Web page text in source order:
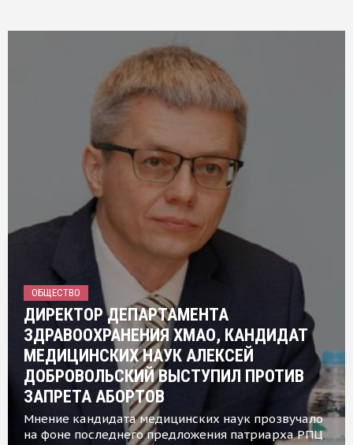
ОБЩЕСТВО
ДИРЕКТОР ДЕПАРТАМЕНТА
ЗДРАВООХРАНЕНИЯ ХМАО, КАНДИДАТ
МЕДИЦИНСКИХ НАУК АЛЕКСЕЙ
ДОБРОВОЛЬСКИЙ ВЫСТУПИЛ ПРОТИВ
ЗАПРЕТА АБОРТОВ
Мнение кандидата медицинских наук прозвучало
на фоне последнего предложения патриарха РПЦ